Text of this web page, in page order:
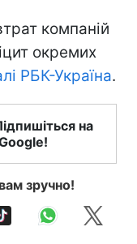
компаній
окремих
РБК-Україна.
на
зручно!